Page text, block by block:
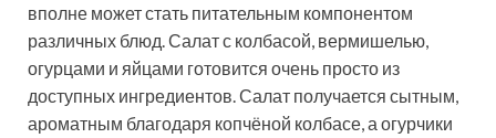
вполне может стать питательным компонентом
различных блюд. Салат с колбасой, вермишелью,
огурцами и яйцами готовится очень просто из
доступных ингредиентов. Салат получается сытным,
ароматным благодаря копчёной колбасе, а огурчики